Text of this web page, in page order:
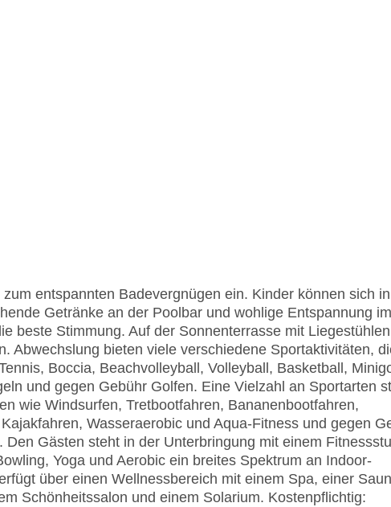
entspannten Badevergnügen ein. Kinder können sich in
Getränke an der Poolbar und wohlige Entspannung im
beste Stimmung. Auf der Sonnenterrasse mit
Abwechslung bieten viele verschiedene Sportaktivitäten,
Boccia, Beachvolleyball, Volleyball, Basketball,
und gegen Gebühr Golfen. Eine Vielzahl an Sportarten
wie Windsurfen, Tretbootfahren, Bananenbootfahren,
Wasseraerobic und Aqua-Fitness und gegen
Gästen steht in der Unterbringung mit einem
Yoga und Aerobic ein breites Spektrum an Indoor-
über einen Wellnessbereich mit einem Spa, einer
Schönheitssalon und einem Solarium. Kostenpflichtig: